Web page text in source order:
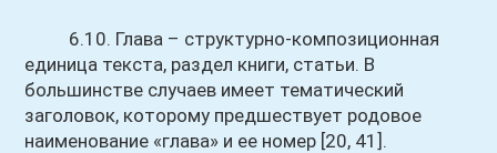
6.10. Глава – структурно-композиционная
единица текста, раздел книги, статьи. В
большинстве случаев имеет тематический
заголовок, которому предшествует родовое
наименование «глава» и ее номер [20, 41].